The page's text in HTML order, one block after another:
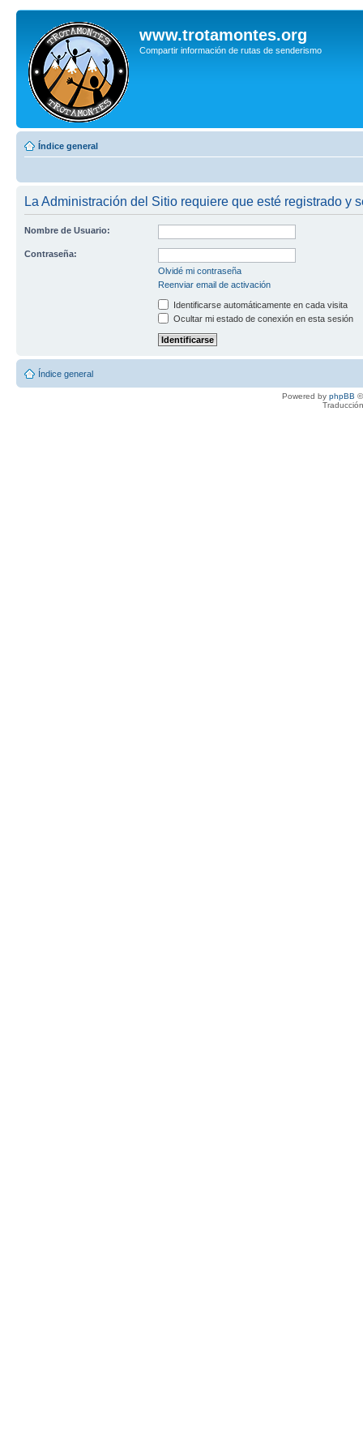
www.trotamontes.org
Compartir información de rutas de senderismo
Índice general
La Administración del Sitio requiere que esté registrado y
Nombre de Usuario:
Contraseña:
Olvidé mi contraseña
Reenviar email de activación
Identificarse automáticamente en cada visita
Ocultar mi estado de conexión en esta sesión
Índice general
Powered by phpBB